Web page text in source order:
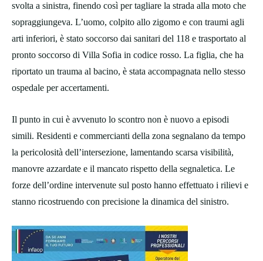
svolta a sinistra, finendo così per tagliare la strada alla moto che
sopraggiungeva. L’uomo, colpito allo zigomo e con traumi agli
arti inferiori, è stato soccorso dai sanitari del 118 e trasportato al
pronto soccorso di Villa Sofia in codice rosso. La figlia, che ha
riportato un trauma al bacino, è stata accompagnata nello stesso
ospedale per accertamenti.
Il punto in cui è avvenuto lo scontro non è nuovo a episodi
simili. Residenti e commercianti della zona segnalano da tempo
la pericolosità dell’intersezione, lamentando scarsa visibilità,
manovre azzardate e il mancato rispetto della segnaletica. Le
forze dell’ordine intervenute sul posto hanno effettuato i rilievi e
stanno ricostruendo con precisione la dinamica del sinistro.